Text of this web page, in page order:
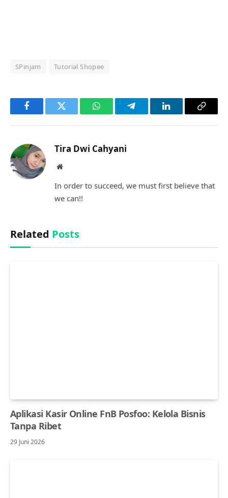
SPinjam Tutorial Shopee
FacebookTwitter WhatsAppTelegramLinkedInCopy
Tira Dwi Cahyani
Website
In order to succeed, we must first believe that
we can!!
Related Posts
Aplikasi Kasir Online FnB Posfoo: Kelola Bisnis
Tanpa Ribet
29 Juni 2026